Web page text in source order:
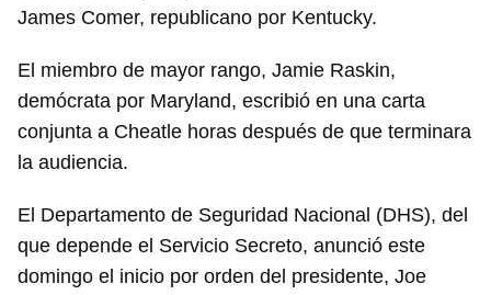
James Comer, republicano por Kentucky.
El miembro de mayor rango, Jamie Raskin,
demócrata por Maryland, escribió en una carta
conjunta a Cheatle horas después de que terminara
la audiencia.
El Departamento de Seguridad Nacional (DHS), del
que depende el Servicio Secreto, anunció este
domingo el inicio por orden del presidente, Joe